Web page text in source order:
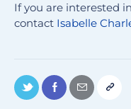
If you are interested
contact Isabelle